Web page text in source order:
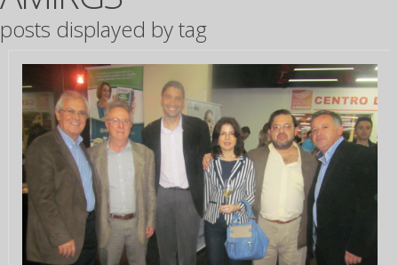
posts displayed by tag